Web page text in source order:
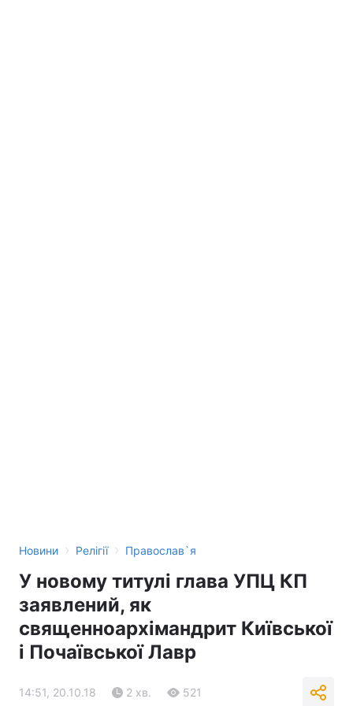
Новини › Релігії › Православ`я
У новому титулі глава УПЦ КП
заявлений, як
священноархімандрит Київської
і Почаївської Лавр
14:51, 20.10.18 2 хв. 521